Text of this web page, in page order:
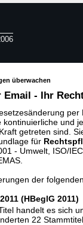
überwachen
Email - Ihr
per
kontinuierliche und
getreten sind.
für
- Umwelt, ISO/
der
(HBeglG 2011)
handelt es sich
22